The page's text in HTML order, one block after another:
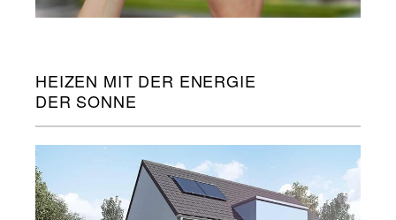
HEIZEN MIT DER ENERGIE
DER SONNE